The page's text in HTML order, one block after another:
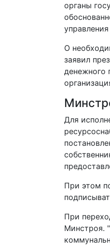
органы
О
заявил
денежного
Для
При этом
При
Минстроя.